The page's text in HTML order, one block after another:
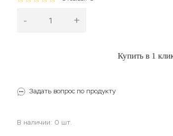
- +
Купить в 1
Задать вопрос по продукту
В наличии: 0 шт.